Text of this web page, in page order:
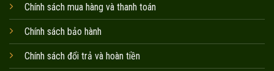
Chính sách mua hàng và thanh toán
Chính sách bảo hành
Chính sách đổi trả và hoàn tiền